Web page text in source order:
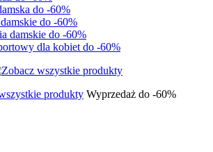
do -60%
do -60%
damskie do -60%
dla kobiet do -60%
produkty Wyprzedaż do -60%